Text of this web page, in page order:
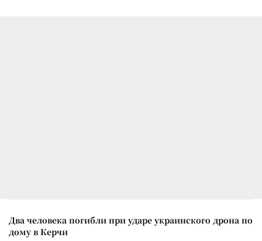
Два человека погибли при ударе украинского дрона по
дому в Керчи